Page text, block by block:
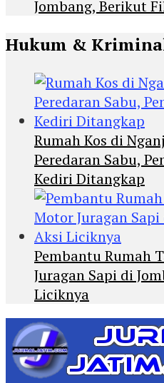
Jombang, Berikut
Hukum &
Rumah Kos di
Peredaran Sabu,
Kediri Ditangkap
Pembantu Rumah
Juragan Sapi di
Liciknya